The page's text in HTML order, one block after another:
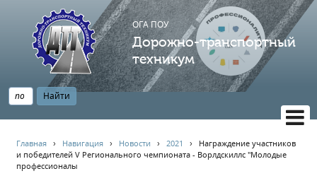
ОГА ПОУ
Дорожно-транспортный
техникум
НАВИГАЦИЯ
Главная › Навигация › Новости ›2021 › Награждение участников
и победителей V Регионального чемпионата - Ворлдскиллс "Молодые
профессионалы